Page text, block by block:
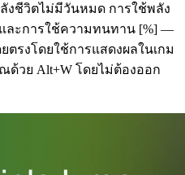
งชีวิตไม่มีวันหมด การใช้พลัง
ละการใช้ความทนทาน [%] —
ตรงโดยใช้การแสดงผลในเกม
ด้วย Alt+W โดยไม่ต้องออก